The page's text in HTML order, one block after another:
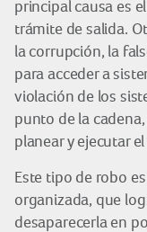
principal causa es
trámite de salida.
la corrupción, la
para acceder a
violación de los
punto de la
planear y ejecutar
Este tipo de robo
organizada, que
desaparecerla en